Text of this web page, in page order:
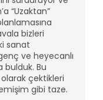
“Uzaktan”
bizleri
sanat
ve heyecanlı
bulduk. Bu
çektikleri
gibi taze.